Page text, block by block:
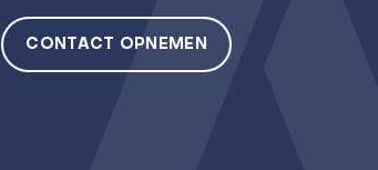
CONTACT OPNEMEN